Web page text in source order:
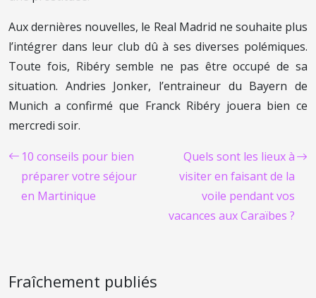
Aux dernières nouvelles, le Real Madrid ne souhaite plus
l’intégrer dans leur club dû à ses diverses polémiques.
Toute fois, Ribéry semble ne pas être occupé de sa
situation. Andries Jonker, l’entraineur du Bayern de
Munich a confirmé que Franck Ribéry jouera bien ce
mercredi soir.
10 conseils pour bien
préparer votre séjour
en Martinique
Quels sont les lieux à
visiter en faisant de la
voile pendant vos
vacances aux Caraïbes ?
Fraîchement publiés